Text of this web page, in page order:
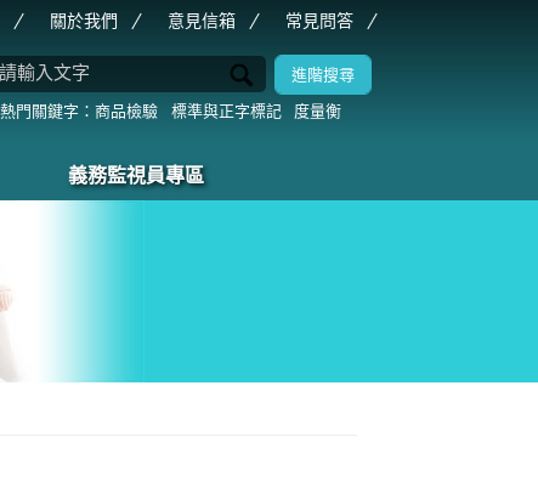
關於我們 意見信箱 常見問答
商品檢驗 標準與正字標記 度量衡
義務監視員專區